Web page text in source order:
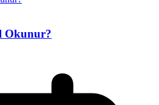
Okunur?